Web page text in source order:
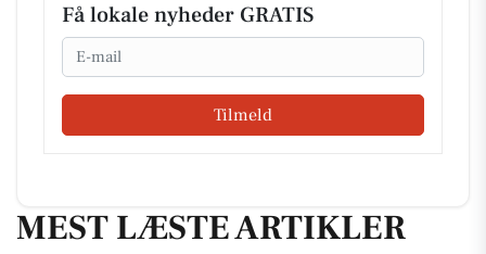
Få lokale nyheder GRATIS
Email
Tilmeld
MEST LÆSTE ARTIKLER